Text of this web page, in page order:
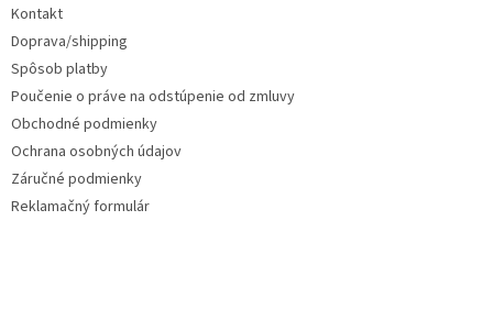
Kontakt
Doprava/shipping
Spôsob platby
Poučenie o práve na odstúpenie od zmluvy
Obchodné podmienky
Ochrana osobných údajov
Záručné podmienky
Reklamačný formulár